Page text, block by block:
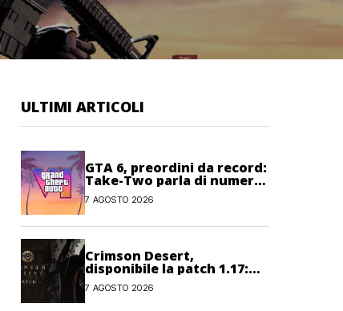
ULTIMI ARTICOLI
GTA 6, preordini da record:
Take-Two parla di numeri
“senza precedenti”
7 AGOSTO 2026
Crimson Desert,
disponibile la patch 1.17:
correzioni per sfide,
combattimento e
7 AGOSTO 2026